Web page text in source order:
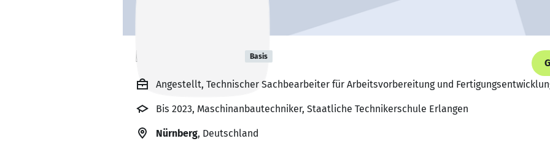
Kevin Schunk Basis
Angestellt, Technischer Sachbearbeiter für Arbeitsvorbereitung und
Bis 2023, Maschinanbautechniker, Staatliche Technikerschule Erlangen
Nürnberg, Deutschland